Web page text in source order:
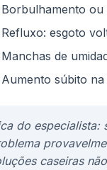
Borbulhamento
Refluxo: esgoto
Manchas de
Aumento súbito
do especialista:
caseiras